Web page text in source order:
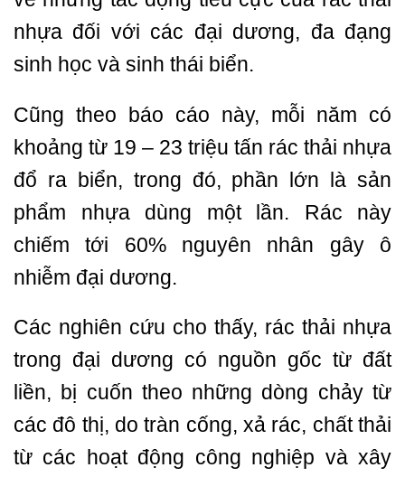
nhựa đối với các đại dương, đa đạng
sinh học và sinh thái biển.
Cũng theo báo cáo này, mỗi năm có
khoảng từ 19 – 23 triệu tấn rác thải nhựa
đổ ra biển, trong đó, phần lớn là sản
phẩm nhựa dùng một lần. Rác này
chiếm tới 60% nguyên nhân gây ô
nhiễm đại dương.
Các nghiên cứu cho thấy, rác thải nhựa
trong đại dương có nguồn gốc từ đất
liền, bị cuốn theo những dòng chảy từ
các đô thị, do tràn cống, xả rác, chất thải
từ các hoạt động công nghiệp và xây